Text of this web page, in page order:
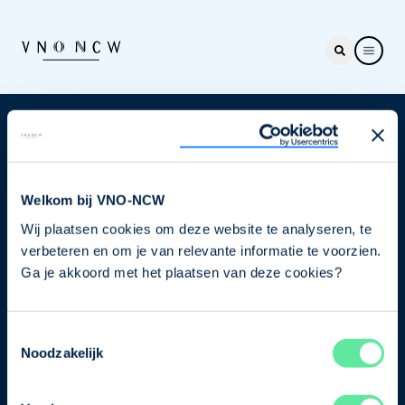
Welkom bij VNO-NCW
Wij plaatsen cookies om deze website te analyseren, te
verbeteren en om je van relevante informatie te voorzien.
Ga je akkoord met het plaatsen van deze cookies?
Noodzakelijk
Nieuwsbrief
je nu in voor de VNO-NCW nieuwsbrief.
Schrijf je in
Direct naar
Ons verhaal